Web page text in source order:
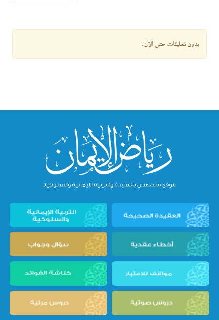
بدون تعليقات حتى الآن.